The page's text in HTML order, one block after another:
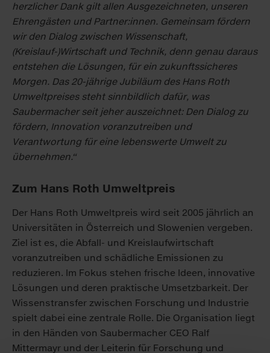
herzlicher Dank gilt allen Ausgezeichneten, unseren
Ehrengästen und Partner:innen. Gemeinsam fördern
wir den Dialog zwischen Wissenschaft,
(Kreislauf-)Wirtschaft und Technik, denn genau daraus
entstehen die Lösungen, für ein zukunftssicheres
Morgen. Das 20-jährige Jubiläum des Hans Roth
Umweltpreises steht sinnbildlich dafür, was
Saubermacher seit jeher auszeichnet: Den Dialog zu
fördern, Innovation voranzutreiben und
Verantwortung für eine lebenswerte Umwelt zu
übernehmen.“
Zum Hans Roth Umweltpreis
Der Hans Roth Umweltpreis wird seit 2005 jährlich an
Universitäten in Österreich und Slowenien vergeben.
Ziel ist es, die Abfall- und Kreislaufwirtschaft
voranzutreiben und schädliche Emissionen zu
reduzieren. Im Fokus stehen frische Ideen, innovative
Lösungen und deren praktische Umsetzbarkeit. Der
Wissenstransfer zwischen Forschung und Industrie
spielt dabei eine zentrale Rolle. Die Organisation liegt
in den Händen von Saubermacher CEO Ralf
Mittermayr und der Leiterin für Forschung und